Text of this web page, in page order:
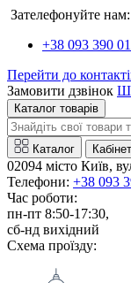
Зателефонуйте нам:
+38 093 390
Перейти до
Замовити дзвінок
Каталог товарів
Каталог Кабінет
02094 місто Київ,
Телефони: +38 093
Час роботи:
пн-пт 8:50-17:30,
сб-нд вихідний
Схема проїзду: